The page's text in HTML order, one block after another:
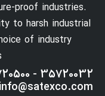
proof industries.
to harsh industrial
of industry
35720032 - 03135720500
info@satexco.com